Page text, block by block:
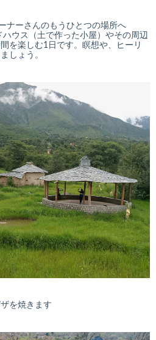
ナーさんのもうひとつの場所へ
（土で作った小屋）やその周辺
を楽しむ1日です。瞑想や、ヒーリ
しょう。
を焼きます